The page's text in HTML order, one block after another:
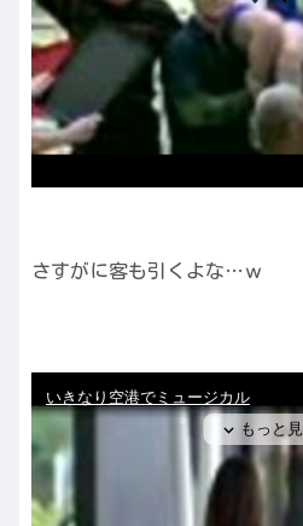
さすがに客も引くよな…ｗ